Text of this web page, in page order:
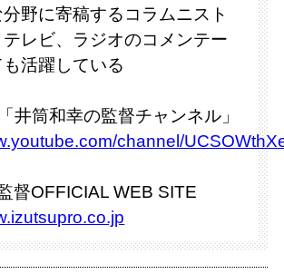
野に寄稿するコラムニスト
レビ、ラジオのコメンテー
活躍している
井筒和幸の監督チャンネル」
channel/
督OFFICIAL WEB SITE